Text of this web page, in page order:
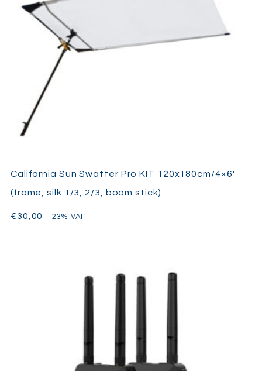
California Sun Swatter Pro KIT 120x180cm/4×6′
(frame, silk 1/3, 2/3, boom stick)
€30,00 + 23% VAT